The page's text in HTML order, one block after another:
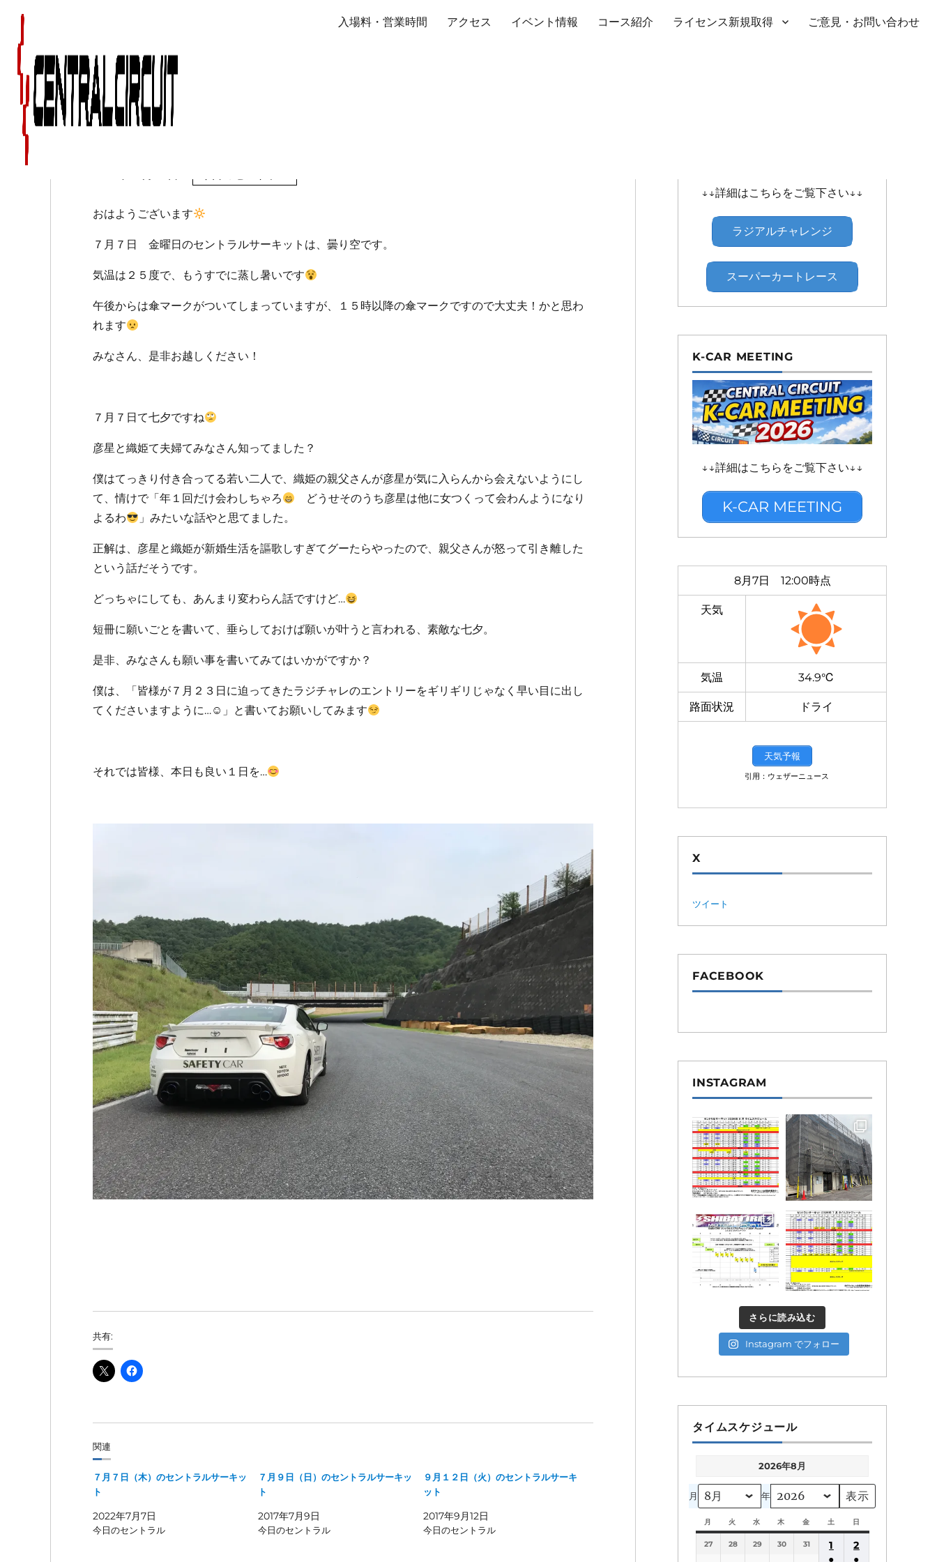
入場料・営業時間 アクセス イベント情報 コース紹介 ライセンス新規取得 ご意見・お問い合わせ
７月７日（金）のセントラルサーキット
おはようございます
７月７日 金曜日のセントラルサーキットは、曇り空です。
気温は２５度で、もうすでに蒸し暑いです
午後からは傘マークがついてしまっていますが、１５時以降の傘マークですので大丈夫！かと思わ
れます
みなさん、是非お越しください！
７月７日て七夕ですね
彦星と織姫て夫婦てみなさん知ってました？
僕はてっきり付き合ってる若い二人で、織姫の親父さんが彦星が気に入らんから会えないようにし
て、情けで「年１回だけ会わしちゃろ
どうせそのうち彦星は他に女つくって会わんようになり
よるわ
」みたいな話やと思てました。
正解は、彦星と織姫が新婚生活を謳歌しすぎてグーたらやったので、親父さんが怒って引き離した
という話だそうです。
どっちゃにしても、あんまり変わらん話ですけど…
短冊に願いごとを書いて、垂らしておけば願いが叶うと言われる、素敵な七夕。
是非、みなさんも願い事を書いてみてはいかがですか？
僕は、「皆様が７月２３日に迫ってきたラジチャレのエントリーをギリギリじゃなく早い目に出し
てくださいますように…☺」と書いてお願いしてみます
それでは皆様、本日も良い１日を…
共有:
関連
７月７日（木）のセントラルサーキッ
ト
2022年7月7日
今日のセントラル
７月９日（日）のセントラルサーキッ
ト
2017年7月9日
今日のセントラル
９月１２日（火）のセントラルサーキ
ット
2017年9月12日
今日のセントラル
↓↓詳細はこちらをご覧下さい↓↓
ラジアルチャレンジ
スーパーカートレース
K-CAR MEETING
↓↓詳細はこちらをご覧下さい↓↓
K-CAR MEETING
8月7日 12:00時点
天気
気温 34.9℃
路面状況 ドライ
天気予報
引用：ウェザーニュース
X
ツイート
FACEBOOK
INSTAGRAM
さらに読み込む
Instagram でフォロー
タイムスケジュール
2026年8月
月 年
月
曜
日
火
曜
日
水
曜
日
木
曜
日
金
曜
土
曜
日
曜
27 28 29 30 31
1
2